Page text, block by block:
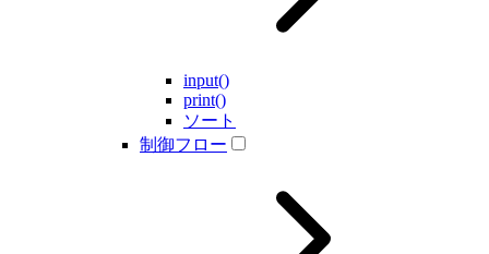
input()
print()
ソート
制御フロー